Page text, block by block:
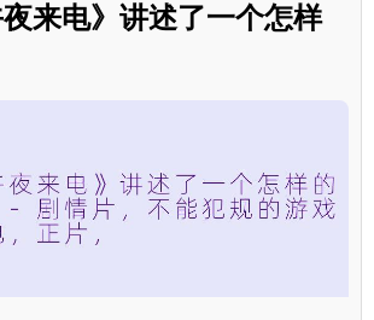
来电》讲述了一个怎样